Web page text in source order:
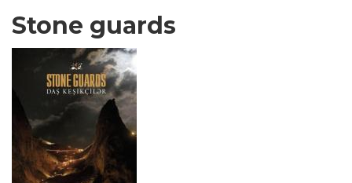
Stone guards